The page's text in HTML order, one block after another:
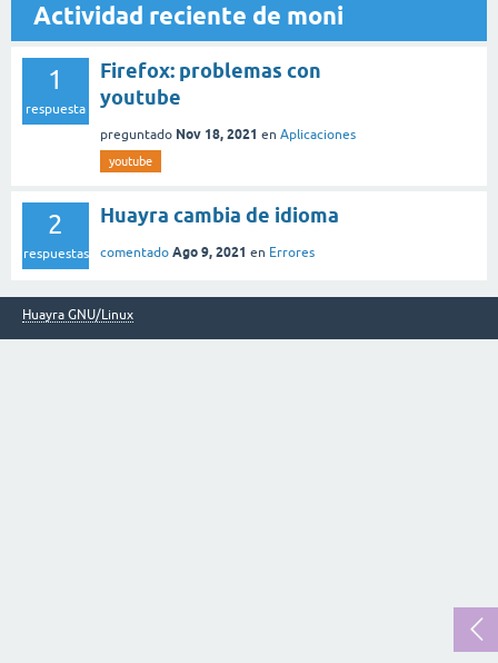
Actividad reciente de moni
1
respuesta
Firefox: problemas con
youtube
preguntado Nov 18, 2021 en Aplicaciones
youtube
2
respuestas
Huayra cambia de idioma
comentado Ago 9, 2021 en Errores
Huayra GNU/Linux